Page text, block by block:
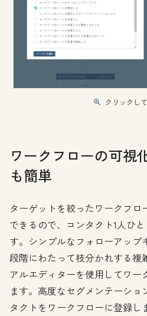
クリックし
ワークフローの可視
も簡単
ターゲットを絞ったワークフ
できるので、コンタクト1人ひ
す。シンプルなフォローアップ
段階にわたって枝分かれする複
アルエディターを使用してワー
ます。高度なセグメンテーシ
タクトをワークフローに登録し